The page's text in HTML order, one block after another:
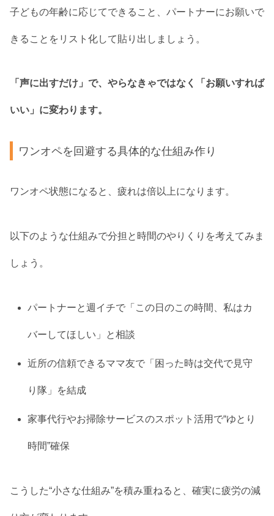
子どもの年齢に応じてできること、パートナーにお願いで
きることをリスト化して貼り出しましょう。
「声に出すだけ」で、やらなきゃではなく「お願いすれば
いい」に変わります。
ワンオペを回避する具体的な仕組み作り
ワンオペ状態になると、疲れは倍以上になります。
以下のような仕組みで分担と時間のやりくりを考えてみま
しょう。
パートナーと週イチで「この日のこの時間、私はカ
バーしてほしい」と相談
近所の信頼できるママ友で「困った時は交代で見守
り隊」を結成
家事代行やお掃除サービスのスポット活用で“ゆとり
時間”確保
こうした“小さな仕組み”を積み重ねると、確実に疲労の減